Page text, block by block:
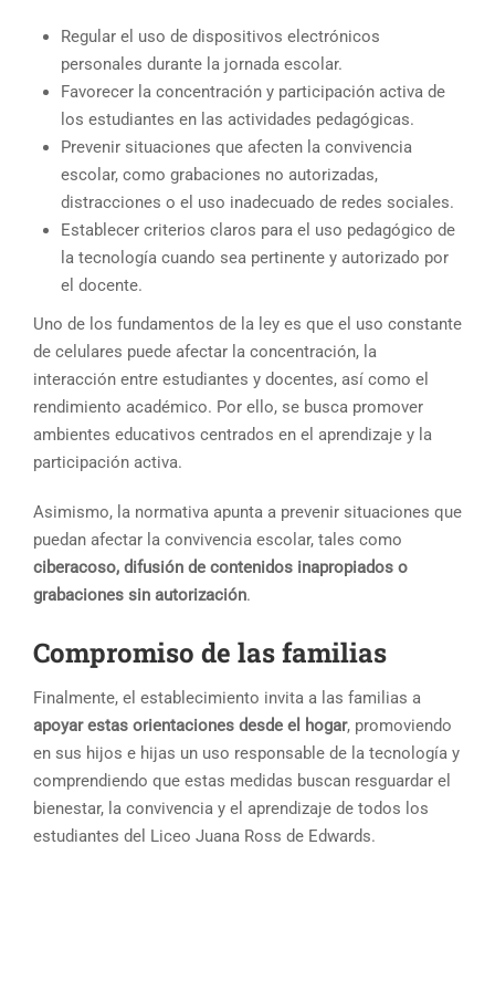
Regular el uso de dispositivos electrónicos
personales durante la jornada escolar.
Favorecer la concentración y participación activa de
los estudiantes en las actividades pedagógicas.
Prevenir situaciones que afecten la convivencia
escolar, como grabaciones no autorizadas,
distracciones o el uso inadecuado de redes sociales.
Establecer criterios claros para el uso pedagógico de
la tecnología cuando sea pertinente y autorizado por
el docente.
Uno de los fundamentos de la ley es que el uso constante
de celulares puede afectar la concentración, la
interacción entre estudiantes y docentes, así como el
rendimiento académico. Por ello, se busca promover
ambientes educativos centrados en el aprendizaje y la
participación activa.
Asimismo, la normativa apunta a prevenir situaciones que
puedan afectar la convivencia escolar, tales como
ciberacoso, difusión de contenidos inapropiados o
grabaciones sin autorización.
Compromiso de las familias
Finalmente, el establecimiento invita a las familias a
apoyar estas orientaciones desde el hogar, promoviendo
en sus hijos e hijas un uso responsable de la tecnología y
comprendiendo que estas medidas buscan resguardar el
bienestar, la convivencia y el aprendizaje de todos los
estudiantes del Liceo Juana Ross de Edwards.